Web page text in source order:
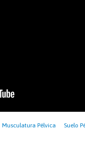
Musculatura Pélvica Suelo